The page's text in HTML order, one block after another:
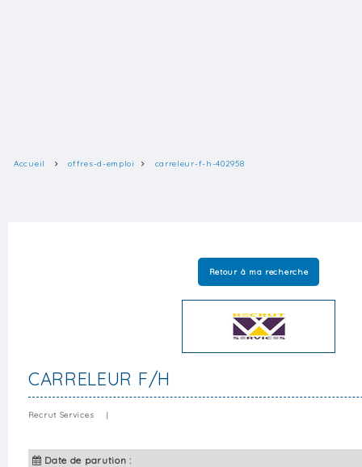
Accueil offres-d-emploi carreleur-f-h-402958
Retour à ma recherche
CARRELEUR F/H
Recrut Services |
Date de parution :